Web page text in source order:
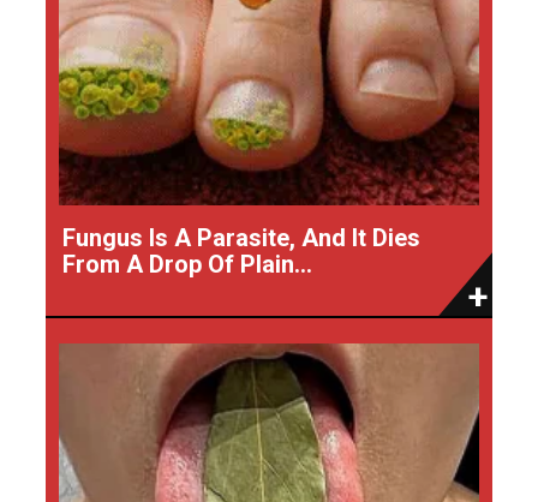
Fungus Is A Parasite, And It Dies
From A Drop Of Plain...